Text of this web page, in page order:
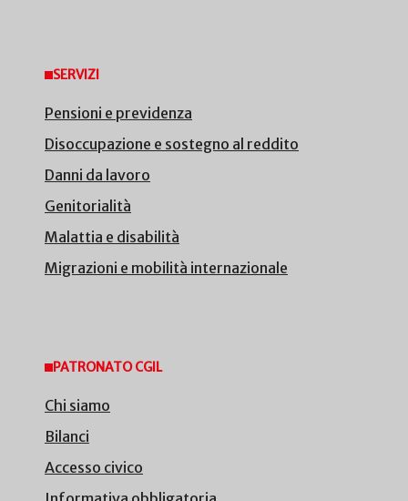
SERVIZI
Pensioni e previdenza
Disoccupazione e sostegno al reddito
Danni da lavoro
Genitorialità
Malattia e disabilità
Migrazioni e mobilità internazionale
PATRONATO CGIL
Chi siamo
Bilanci
Accesso civico